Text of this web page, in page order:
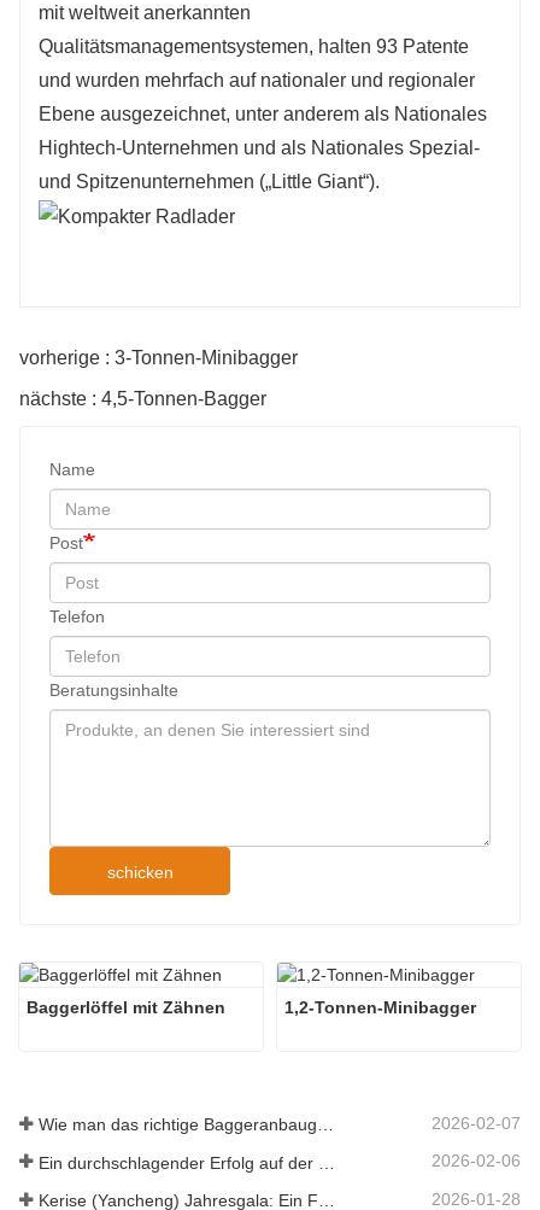
mit weltweit anerkannten
Qualitätsmanagementsystemen, halten 93 Patente
und wurden mehrfach auf nationaler und regionaler
Ebene ausgezeichnet, unter anderem als Nationales
Hightech-Unternehmen und als Nationales Spezial-
und Spitzenunternehmen („Little Giant“).
vorherige : 3-Tonnen-Minibagger
nächste : 4,5-Tonnen-Bagger
Name
Post
Telefon
Beratungsinhalte
schicken
Baggerlöffel mit Zähnen 1,2-Tonnen-Minibagger
Wie man das richtige Baggeranbaugerät für Aushub- und Planierungsarbeiten auswählt 2026-02-07
2026-02-06
2026-01-28